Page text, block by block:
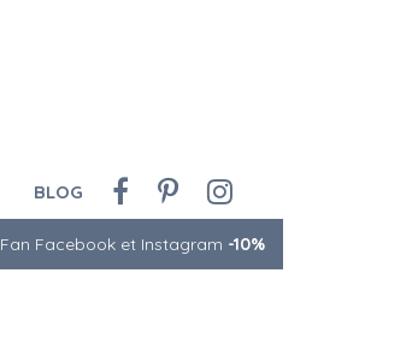
BLOG
Fan Facebook et Instagram -10%